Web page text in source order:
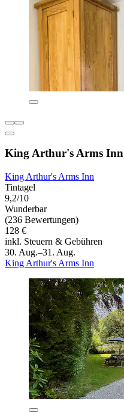
King Arthur's Arms Inn
King Arthur's Arms Inn
Tintagel
9,2/10
Wunderbar
(236 Bewertungen)
128 €
inkl. Steuern & Gebühren
30. Aug.–31. Aug.
King Arthur's Arms Inn